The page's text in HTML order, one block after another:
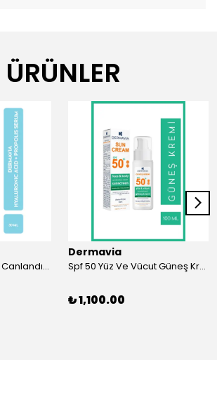
Yoğun Nemlendirici Canlandırıcı Hyaluronic Asit Propolis Serum 30 ml
Dermavia
Spf 50 Yüz Ve Vücut Güneş Kremi Akneye Meyilli Ciltler 100 ml
₺ 1,100.00